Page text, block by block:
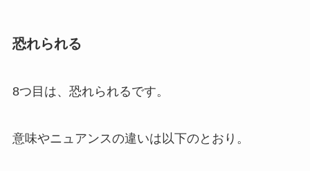
恐れられる
8つ目は、恐れられるです。
意味やニュアンスの違いは以下のとおり。